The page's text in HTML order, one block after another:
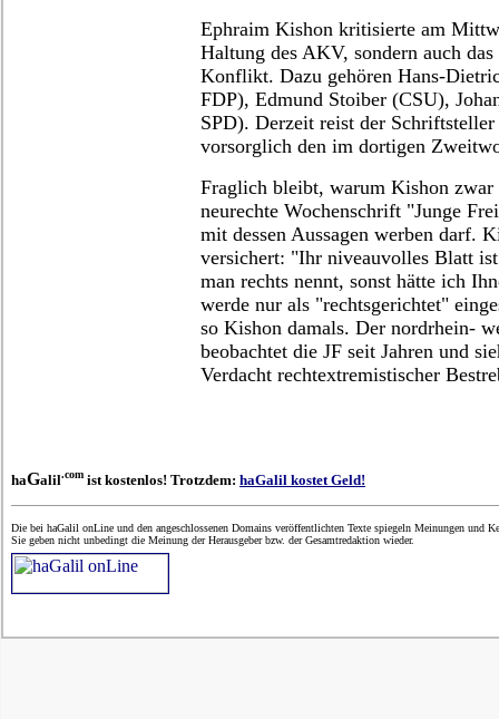
Ephraim Kishon kritisierte am
Haltung des AKV, sondern auch
Konflikt. Dazu gehören Hans-
FDP), Edmund Stoiber (CSU),
SPD). Derzeit reist der
vorsorglich den im dortigen
Fraglich bleibt, warum Kishon
neurechte Wochenschrift "Junge
mit dessen Aussagen werben darf.
versichert: "Ihr niveauvolles Blatt
man rechts nennt, sonst hätte ich
werde nur als "rechtsgerichtet"
so Kishon damals. Der nordrhein-
beobachtet die JF seit Jahren und
Verdacht rechtextremistischer
haGalil.com ist kostenlos! Trotzdem: haGalil kostet Geld!
Die bei haGalil onLine und den angeschlossenen Domains veröffentlichten Texte spiegeln Meinungen und
Sie geben nicht unbedingt die Meinung der Herausgeber bzw. der Gesamtredaktion wieder.